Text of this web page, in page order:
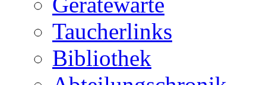
Taucherlinks
Bibliothek